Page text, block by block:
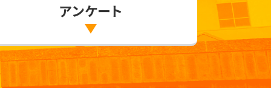
アンケート